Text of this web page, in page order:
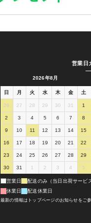
営業日
2026年8月
日 月 火 水 木 金 土
26 27 28 29 30 31 1
2 3 4 5 6 7 8
9 10 11 12 13 14 15
16 17 18 19 20 21 22
23 24 25 26 27 28 29
30 31 1 2 3 4 5
営業日
配送のみ（当日出荷サービ
休業日
配送休業日
最新の情報はトップページのお知らせをご参